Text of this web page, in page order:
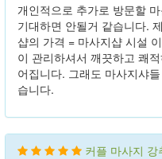
개인적으로 추가로 방문할
기대하면 안될거 같습니다.
샵의 가격 = 마사지샵 시설
이 관리하셔서 깨끗하고 쾌
어집니다. 그래도 마사지샤
습니다.
커플 마사지 강